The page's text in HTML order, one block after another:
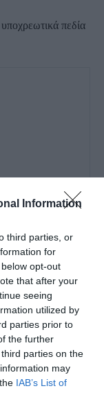
Information
third parties, or
for
opt-out
that after your
seeing
utilized by
parties prior to
the further
parties on the
may
IAB’s List of
πεδία
ιστότοπο μου σε
θα σχολιάσω.